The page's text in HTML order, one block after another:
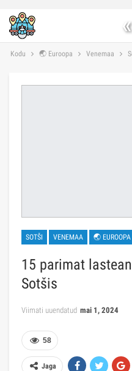
«
Kodu 🌏 Euroopa Venemaa
SOTŠI VENEMAA 🌏 EUROOPA
15 parimat
Sotšis
Viimati uuendatud mai 1, 2024
58
Jaga